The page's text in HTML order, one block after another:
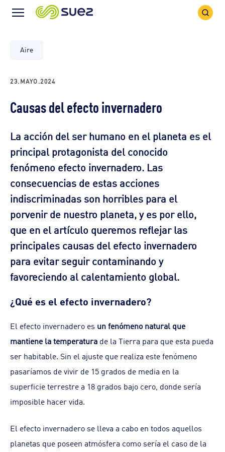
Menu
Search
Icon
Aire
23.MAYO.2024
Causas del efecto invernadero
La acción del ser humano en el planeta es el
principal protagonista del conocido
fenómeno efecto invernadero. Las
consecuencias de estas acciones
indiscriminadas son horribles para el
porvenir de nuestro planeta, y es por ello,
que en el artículo queremos reflejar las
principales causas del efecto invernadero
para evitar seguir contaminando y
favoreciendo al calentamiento global.
¿Qué es el efecto invernadero?
El efecto invernadero es un fenómeno natural que
mantiene la temperatura de la Tierra para que esta pueda
ser habitable. Sin el ajuste que realiza este fenómeno
pasaríamos de vivir de 15 grados de media en la
superficie terrestre a 18 grados bajo cero, donde sería
imposible hacer vida.
El efecto invernadero se lleva a cabo en todos aquellos
planetas que poseen atmósfera como sería el caso de la